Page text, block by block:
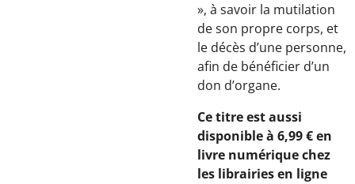
», à savoir la mutilation
de son propre corps, et
le décès d’une ­personne,
afin de bénéficier d’un
don d’organe.
Ce titre est aussi
disponible à 6,99 € en
livre numérique chez
les librairies en ligne